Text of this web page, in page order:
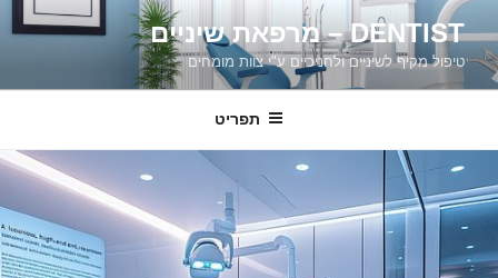
לתוכןDENTIST – מרפאת שיניים
טיפול מקיף לשיניים ולחניכיים ע"י צוות מומחים
תפריט